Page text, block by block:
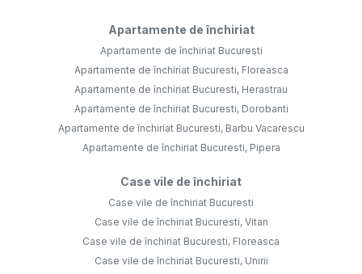
Apartamente de închiriat
Apartamente de închiriat Bucuresti
Apartamente de închiriat Bucuresti, Floreasca
Apartamente de închiriat Bucuresti, Herastrau
Apartamente de închiriat Bucuresti, Dorobanti
Apartamente de închiriat Bucuresti, Barbu Vacarescu
Apartamente de închiriat Bucuresti, Pipera
Case vile de închiriat
Case vile de închiriat Bucuresti
Case vile de închiriat Bucuresti, Vitan
Case vile de închiriat Bucuresti, Floreasca
Case vile de închiriat Bucuresti, Unirii